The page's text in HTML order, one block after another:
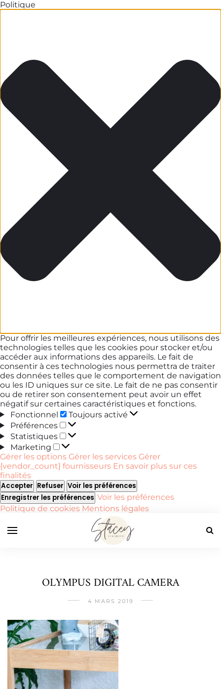
Politique
Pour offrir les meilleures expériences, nous utilisons des
technologies telles que les cookies pour stocker et/ou
accéder aux informations des appareils. Le fait de
consentir à ces technologies nous permettra de traiter
des données telles que le comportement de navigation
ou les ID uniques sur ce site. Le fait de ne pas consentir
ou de retirer son consentement peut avoir un effet
négatif sur certaines caractéristiques et fonctions.
Fonctionnel
Fonctionnel
Toujours activé
Préférences
Préférences
Statistiques
Statistiques
Marketing
Marketing
Gérer les options Gérer les services Gérer
{vendor_count} fournisseurs En savoir plus sur ces
finalités
Accepter Refuser Voir les préférences
Enregistrer les préférences Voir les préférences
Politique de cookies Mentions légales
OLYMPUS DIGITAL CAMERA
4 MARS 2019